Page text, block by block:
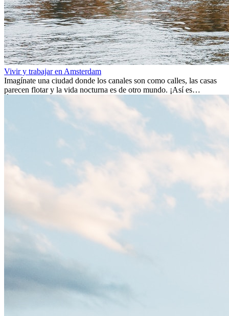
Vivir y trabajar en Amsterdam
Imagínate una ciudad donde los canales son como calles, las casas
parecen flotar y la vida nocturna es de otro mundo. ¡Así es
Ámsterdam! Esta ciudad holandesa, ubicada en el oeste de Europa,
es un verdadero crisol de culturas. Con más de 800.000 habitantes,
entre ellos un montón de extranjeros, aquí encontrarás de todo:
desde tradiciones milenarias hasta las últimas tendencias.